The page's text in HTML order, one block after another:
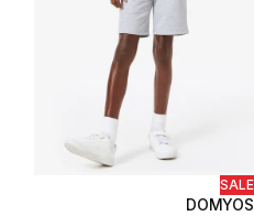
SALE
DOMYOS